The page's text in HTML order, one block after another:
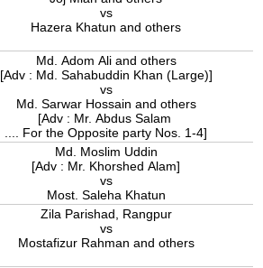
vs
Hazera Khatun and others
Md. Adom Ali and others
[Adv : Md. Sahabuddin Khan (Large)]
vs
Md. Sarwar Hossain and others
[Adv : Mr. Abdus Salam
.... For the Opposite party Nos. 1-4]
Md. Moslim Uddin
[Adv : Mr. Khorshed Alam]
vs
Most. Saleha Khatun
Zila Parishad, Rangpur
vs
Mostafizur Rahman and others